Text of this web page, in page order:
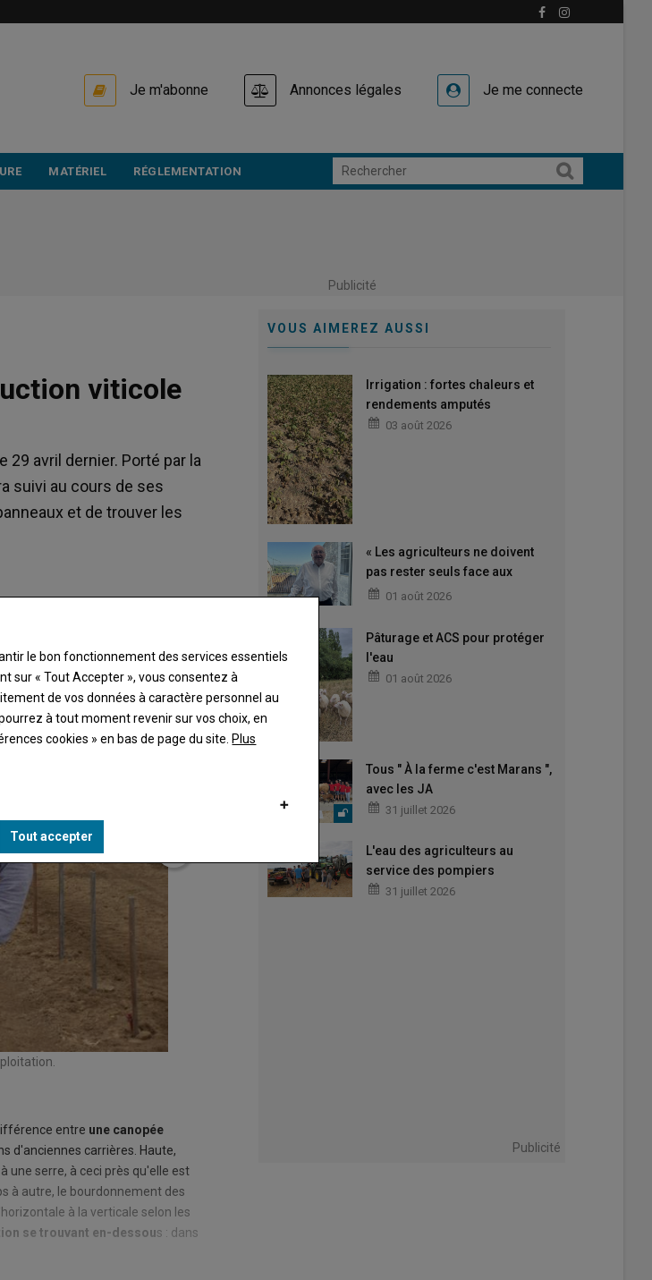
Je m'abonne Annonces légales Je me connecte
MATÉRIEL RÉGLEMENTATION
Publicité
viticole
avril dernier. Porté par la
suivi au cours de ses
et de trouver les
entre une canopée
d'anciennes carrières. Haute,
une serre, à ceci près qu'elle est
à autre, le bourdonnement des
à la verticale selon les
se trouvant en-dessous : dans
VOUS AIMEREZ AUSSI
Irrigation : fortes chaleurs et
rendements amputés
03 août 2026
« Les agriculteurs ne doivent
pas rester seuls face aux
difficultés »
01 août 2026
Pâturage et ACS pour protéger
l'eau
01 août 2026
Tous " À la ferme c'est Marans ",
avec les JA
31 juillet 2026
L'eau des agriculteurs au
service des pompiers
31 juillet 2026
Publicité
le bon fonctionnement des services essentiels
sur « Tout Accepter », vous consentez à
de vos données à caractère personnel au
à tout moment revenir sur vos choix, en
cookies » en bas de page du site. Plus
Tout accepter